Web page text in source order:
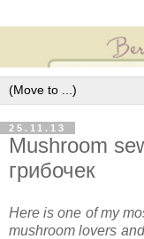
25.11.13
Mushroom
грибочек
Here is one of my
mushroom lovers